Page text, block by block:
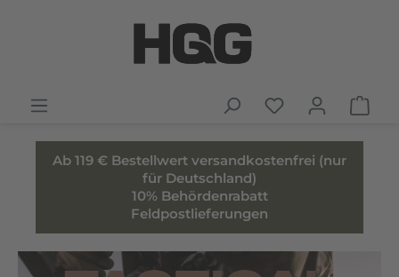
Ab 119 € Bestellwert versandkostenfrei (nur
für Deutschland)
10% Behördenrabatt
Feldpostlieferungen